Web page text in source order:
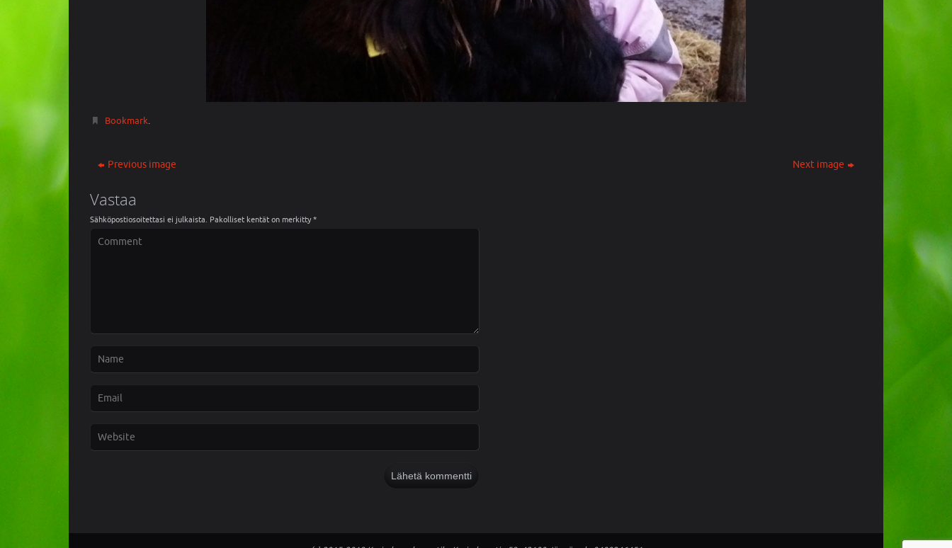
Bookmark.
Previous image Next image
Vastaa
Sähköpostiosoitettasi ei julkaista. Pakolliset kentät on merkitty *